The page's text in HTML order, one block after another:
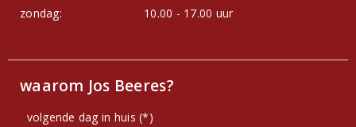
zondag:
10.00 - 17.00 uur
waarom Jos Beeres?
volgende dag in huis (*)